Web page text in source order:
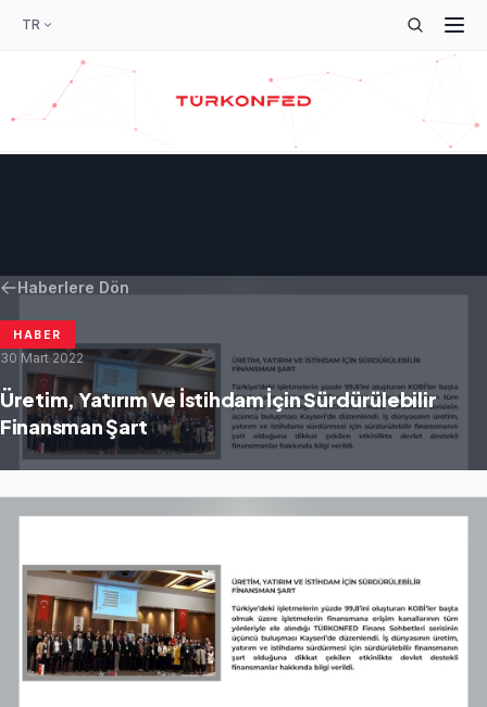
TR
Haberlere Dön
HABER
30 Mart 2022
Üretim, Yatırım Ve İstihdam İçin Sürdürülebilir
Finansman Şart